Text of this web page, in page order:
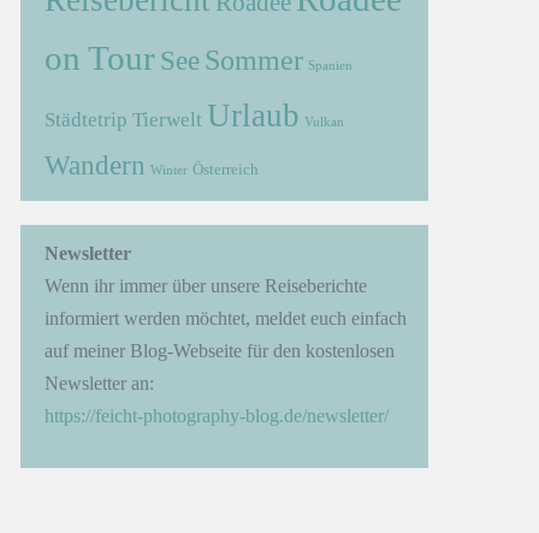
on Tour See Sommer Spanien
Städtetrip Tierwelt Urlaub Vulkan
Wandern Winter Österreich
Newsletter
Wenn ihr immer über unsere Reiseberichte
informiert werden möchtet, meldet euch einfach
auf meiner Blog-Webseite für den kostenlosen
Newsletter an:
https://feicht-photography-blog.de/newsletter/